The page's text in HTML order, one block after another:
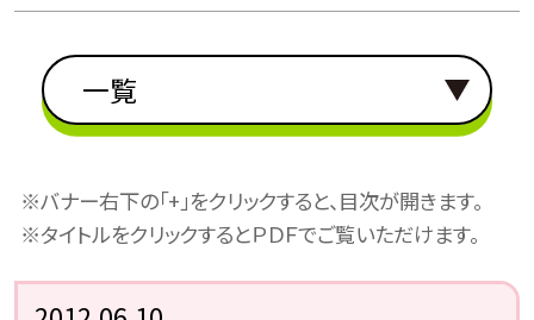
※バナー右下の「+」をクリックすると、目次が開きます。
※タイトルをクリックするとＰＤＦでご覧いただけます。